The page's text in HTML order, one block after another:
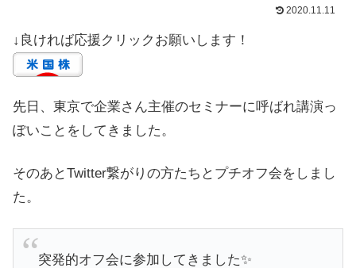
2020.11.11
↓良ければ応援クリックお願いします！
先日、東京で企業さん主催のセミナーに呼ばれ講演っ
ぽいことをしてきました。
そのあとTwitter繋がりの方たちとプチオフ会をしまし
た。
突発的オフ会に参加してきました✨